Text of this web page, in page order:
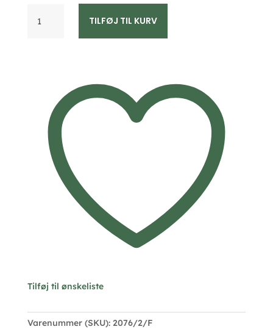
Design
TILFØJ TIL KURV
Tilføj til ønskeliste
Varenummer (SKU): 2076/2/F